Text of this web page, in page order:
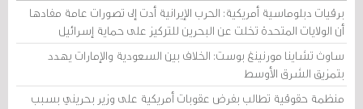
برقيات دبلوماسية أمريكية: الحرب الإيرانية أدت إلى تصورات عامة مفادها
أن الولايات المتحدة تخلت عن البحرين للتركيز على حماية إسرائيل
ساوث تشاينا مورنينغ بوست: الخلاف بين السعودية والإمارات يهدد
بتمزيق الشرق الأوسط
منظمة حقوقية تطالب بفرض عقوبات أمريكية على وزير بحريني بسبب